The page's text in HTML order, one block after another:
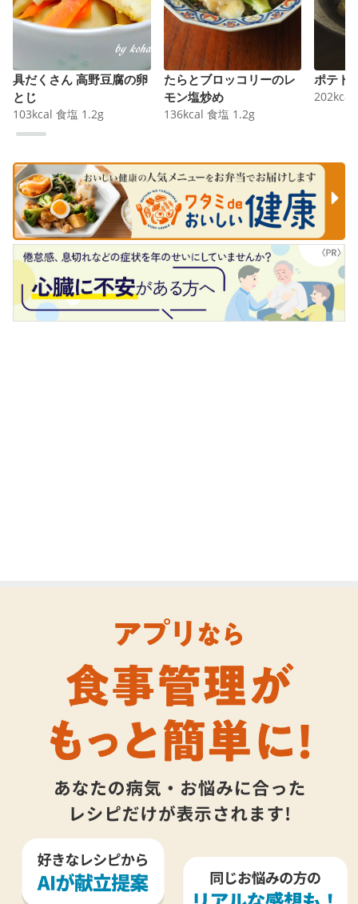
具だくさん 高野豆腐の卵
とじ
103kcal 食塩 1.2g
たらとブロッコリーのレ
モン塩炒め
136kcal 食塩 1.2g
ポテト
202kcal